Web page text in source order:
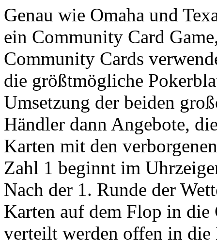
Genau wie Omaha und
ein Community Card
Community Cards
die größtmögliche
Umsetzung der beiden
Händler dann Angebote,
Karten mit den
Zahl 1 beginnt im
Nach der 1. Runde der
Karten auf dem Flop in die
verteilt werden offen in